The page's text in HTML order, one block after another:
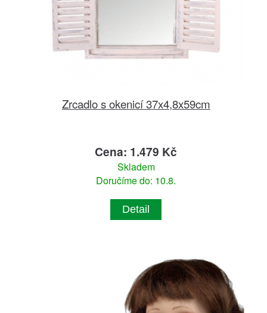
Zrcadlo s okenicí 37x4,8x59cm
Cena: 1.479 Kč
Skladem
Doručíme do: 10.8.
Detail